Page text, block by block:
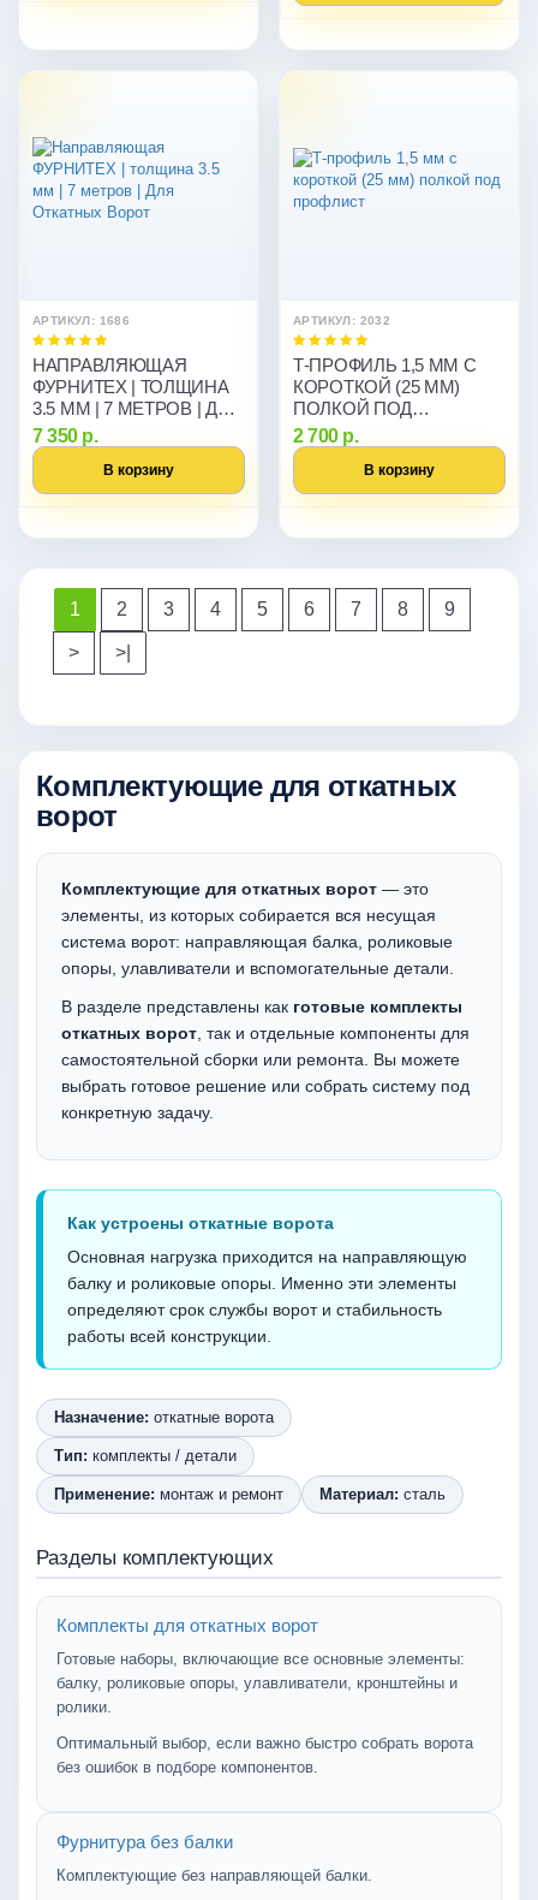
АРТИКУЛ: 1686
НАПРАВЛЯЮЩАЯ
ФУРНИТЕХ | ТОЛЩИНА
3.5 ММ | 7 МЕТРОВ | ДЛЯ
ОТКАТНЫХ ВОРОТ
7 350 р.
В корзину
АРТИКУЛ: 2032
Т-ПРОФИЛЬ 1,5 ММ С
КОРОТКОЙ (25 ММ)
ПОЛКОЙ ПОД
ПРОФЛИСТ
2 700 р.
В корзину
1 2 3 4 5 6 7 8 9
> >|
Комплектующие для откатных
ворот
Комплектующие для откатных ворот — это
элементы, из которых собирается вся несущая
система ворот: направляющая балка, роликовые
опоры, улавливатели и вспомогательные детали.
В разделе представлены как готовые комплекты
откатных ворот , так и отдельные компоненты для
самостоятельной сборки или ремонта. Вы можете
выбрать готовое решение или собрать систему под
конкретную задачу.
Как устроены откатные ворота
Основная нагрузка приходится на направляющую
балку и роликовые опоры. Именно эти элементы
определяют срок службы ворот и стабильность
работы всей конструкции.
Назначение: откатные ворота
Тип: комплекты / детали
Применение: монтаж и ремонт Материал: сталь
Разделы комплектующих
Комплекты для откатных ворот
Готовые наборы, включающие все основные элементы:
балку, роликовые опоры, улавливатели, кронштейны и
ролики.
Оптимальный выбор, если важно быстро собрать ворота
без ошибок в подборе компонентов.
Фурнитура без балки
Комплектующие без направляющей балки.